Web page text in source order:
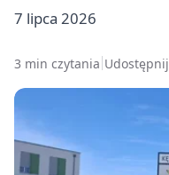
7 lipca 2026
3 min czytania Udostępnij